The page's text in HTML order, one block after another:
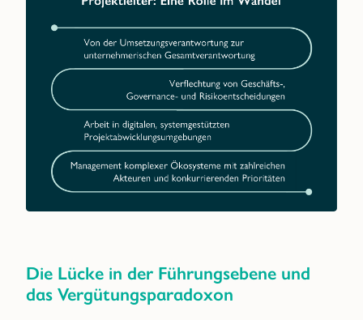
Die Lücke in der Führungsebene und
das Vergütungsparadoxon